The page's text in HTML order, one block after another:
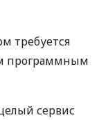
требуется
программным
сервис